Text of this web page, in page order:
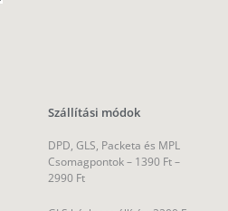
Szállítási módok
DPD, GLS, Packeta és MPL
Csomagpontok – 1390 Ft –
2990 Ft